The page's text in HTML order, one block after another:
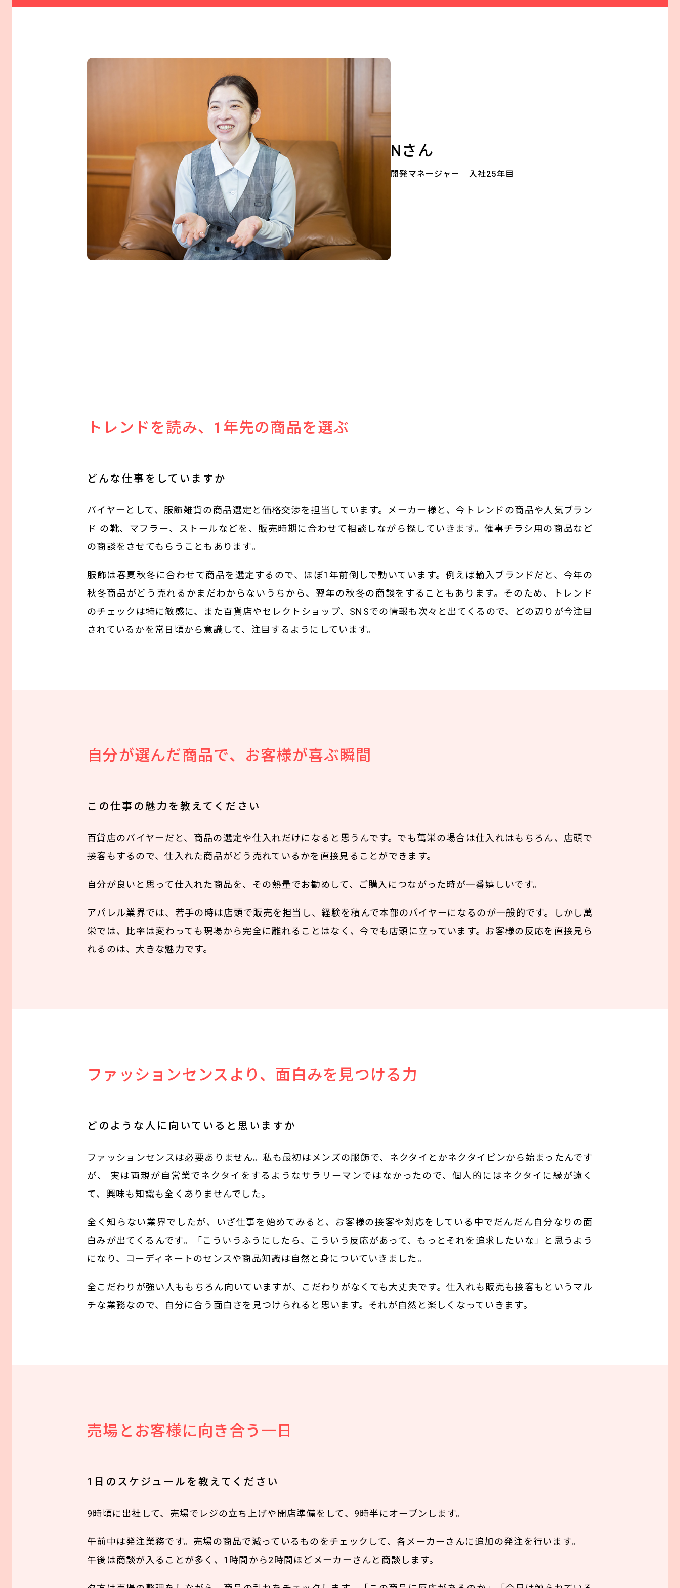
Nさん
開発マネージャー｜入社25年目
トレンドを読み、1年先の商品を選ぶ
どんな仕事をしていますか
バイヤーとして、服飾雑貨の商品選定と価格交渉を担当しています。メーカー様と、今トレンドの商品や人気ブラン
ド の靴、マフラー、ストールなどを、販売時期に合わせて相談しながら探していきます。催事チラシ用の商品など
の商談をさせてもらうこともあります。
服飾は春夏秋冬に合わせて商品を選定するので、ほぼ1年前倒しで動いています。例えば輸入ブランドだと、今年の
秋冬商品がどう売れるかまだわからないうちから、翌年の秋冬の商談をすることもあります。そのため、トレンド
のチェックは特に敏感に、また百貨店やセレクトショップ、SNSでの情報も次々と出てくるので、どの辺りが今注目
されているかを常日頃から意識して、注目するようにしています。
自分が選んだ商品で、お客様が喜ぶ瞬間
この仕事の魅力を教えてください
百貨店のバイヤーだと、商品の選定や仕入れだけになると思うんです。でも萬栄の場合は仕入れはもちろん、店頭で
接客もするので、仕入れた商品がどう売れているかを直接見ることができます。
自分が良いと思って仕入れた商品を、その熱量でお勧めして、ご購入につながった時が一番嬉しいです。
アパレル業界では、若手の時は店頭で販売を担当し、経験を積んで本部のバイヤーになるのが一般的です。しかし萬
栄では、比率は変わっても現場から完全に離れることはなく、今でも店頭に立っています。お客様の反応を直接見ら
れるのは、大きな魅力です。
ファッションセンスより、面白みを見つける力
どのような人に向いていると思いますか
ファッションセンスは必要ありません。私も最初はメンズの服飾で、ネクタイとかネクタイピンから始まったんです
が、 実は両親が自営業でネクタイをするようなサラリーマンではなかったので、個人的にはネクタイに縁が遠く
て、興味も知識も全くありませんでした。
全く知らない業界でしたが、いざ仕事を始めてみると、お客様の接客や対応をしている中でだんだん自分なりの面
白みが出てくるんです。「こういうふうにしたら、こういう反応があって、もっとそれを追求したいな」と思うよう
になり、コーディネートのセンスや商品知識は自然と身についていきました。
全こだわりが強い人ももちろん向いていますが、こだわりがなくても大丈夫です。仕入れも販売も接客もというマル
チな業務なので、自分に合う面白さを見つけられると思います。それが自然と楽しくなっていきます。
売場とお客様に向き合う一日
1日のスケジュールを教えてください
9時頃に出社して、売場でレジの立ち上げや開店準備をして、9時半にオープンします。
午前中は発注業務です。売場の商品で減っているものをチェックして、各メーカーさんに追加の発注を行います。
午後は商談が入ることが多く、1時間から2時間ほどメーカーさんと商談します。